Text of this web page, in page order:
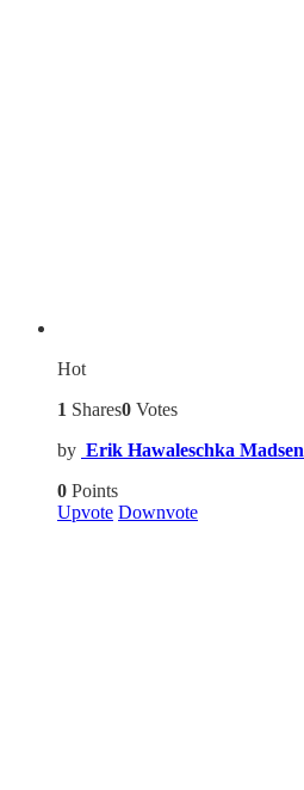
Hot
1 Shares0 Votes
by Erik Hawaleschka Madsen
0 Points
Upvote Downvote